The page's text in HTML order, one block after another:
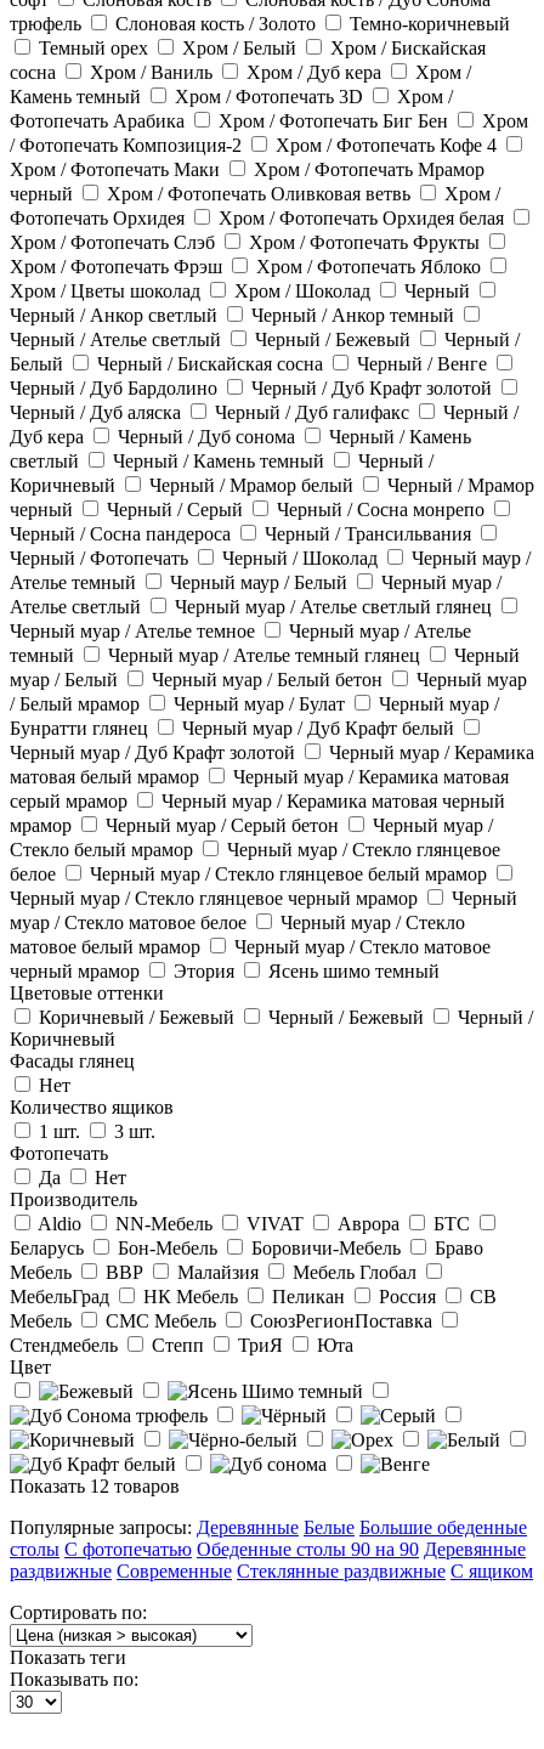
трюфель
Слоновая кость / Золото
Темно-коричневый
Темный орех
Хром / Белый
Хром / Бискайская
сосна
Хром / Ваниль Хром / Дуб кера
Хром /
Камень темный
Хром / Фотопечать 3D
Хром /
Фотопечать Арабика
Хром / Фотопечать Биг Бен
Хром
/ Фотопечать Композиция-2
Хром / Фотопечать Кофе 4
Хром / Фотопечать Маки
Хром / Фотопечать Мрамор
черный
Хром / Фотопечать Оливковая ветвь
Хром /
Фотопечать Орхидея
Хром / Фотопечать Орхидея белая
Хром / Фотопечать Слэб
Хром / Фотопечать Фрукты
Хром / Фотопечать Фрэш
Хром / Фотопечать Яблоко
Хром / Цветы шоколад
Хром / Шоколад
Черный
Черный / Анкор светлый
Черный / Анкор темный
Черный / Ателье светлый
Черный / Бежевый
Черный /
Белый
Черный / Бискайская сосна
Черный / Венге
Черный / Дуб Бардолино
Черный / Дуб Крафт золотой
Черный / Дуб аляска
Черный / Дуб галифакс
Черный /
Дуб кера
Черный / Дуб сонома
Черный / Камень
светлый
Черный / Камень темный
Черный /
Коричневый
Черный / Мрамор белый
Черный / Мрамор
черный
Черный / Серый
Черный / Сосна монрепо
Черный / Сосна пандероса
Черный / Трансильвания
Черный / Фотопечать
Черный / Шоколад
Черный маур /
Ателье темный
Черный маур / Белый
Черный муар /
Ателье светлый
Черный муар / Ателье светлый глянец
Черный муар / Ателье темное
Черный муар / Ателье
темный
Черный муар / Ателье темный глянец
Черный
муар / Белый
Черный муар / Белый бетон
Черный муар
/ Белый мрамор
Черный муар / Булат
Черный муар /
Бунратти глянец
Черный муар / Дуб Крафт белый
Черный муар / Дуб Крафт золотой
Черный муар / Керамика
матовая белый мрамор
Черный муар / Керамика матовая
серый мрамор
Черный муар / Керамика матовая черный
мрамор
Черный муар / Серый бетон
Черный муар /
Стекло белый мрамор
Черный муар / Стекло глянцевое
белое
Черный муар / Стекло глянцевое белый мрамор
Черный муар / Стекло глянцевое черный мрамор
Черный
муар / Стекло матовое белое
Черный муар / Стекло
матовое белый мрамор
Черный муар / Стекло матовое
черный мрамор
Этория
Ясень шимо темный
Цветовые оттенки
Коричневый / Бежевый
Черный / Бежевый
Черный /
Коричневый
Фасады глянец
Нет
Количество ящиков
1 шт.
3 шт.
Фотопечать
Да
Нет
Производитель
Aldio
NN-Мебель VIVAT Аврора
БТС
Беларусь
Бон-Мебель Боровичи-Мебель
Браво
Мебель
ВВР Малайзия
Мебель Глобал
МебельГрад
НК Мебель Пеликан Россия
СВ
Мебель
СМС Мебель
СоюзРегионПоставка
Стендмебель
Степп ТриЯ
Юта
Цвет
Показать 12 товаров
Популярные запросы: Деревянные Белые Большие обеденные
столы С фотопечатью Обеденные столы 90 на 90 Деревянные
раздвижные Современные Стеклянные раздвижные С ящиком
Сортировать по:
Показать теги
Показывать по: